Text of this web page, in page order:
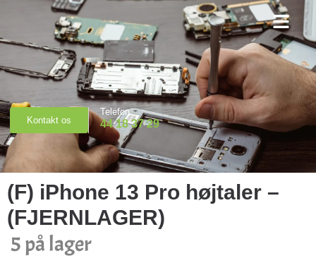
Kontakt os
Telefon
44 18 37 29
(F) iPhone 13 Pro højtaler –
(FJERNLAGER)
5 på lager